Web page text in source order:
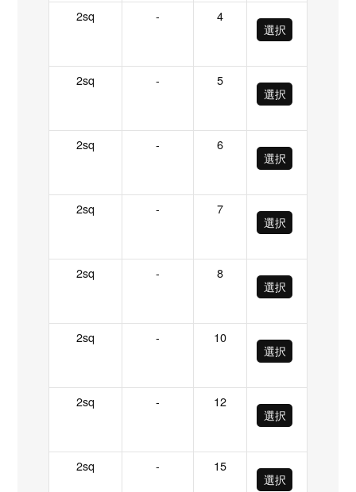
2sq -
4
選択
2sq -
5
選択
2sq -
6
選択
2sq -
7
選択
2sq -
8
選択
2sq -
10
選択
2sq -
12
選択
2sq -
15
選択